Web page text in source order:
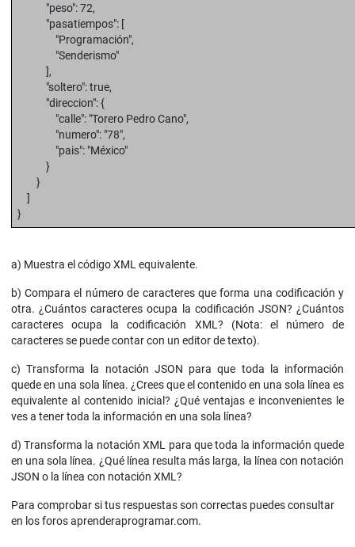
"peso": 72,
"pasatiempos": [
"Programación",
"Senderismo"
],
"soltero": true,
"direccion": {
"calle": "Torero Pedro Cano",
"numero": "78",
"pais": "México"
}
}
]
}
a) Muestra el código XML equivalente.
b) Compara el número de caracteres que forma una codificación y
otra. ¿Cuántos caracteres ocupa la codificación JSON? ¿Cuántos
caracteres ocupa la codificación XML? (Nota: el número de
caracteres se puede contar con un editor de texto).
c) Transforma la notación JSON para que toda la información
quede en una sola línea. ¿Crees que el contenido en una sola línea es
equivalente al contenido inicial? ¿Qué ventajas e inconvenientes le
ves a tener toda la información en una sola línea?
d) Transforma la notación XML para que toda la información quede
en una sola línea. ¿Qué línea resulta más larga, la línea con notación
JSON o la línea con notación XML?
Para comprobar si tus respuestas son correctas puedes consultar
en los foros aprenderaprogramar.com.